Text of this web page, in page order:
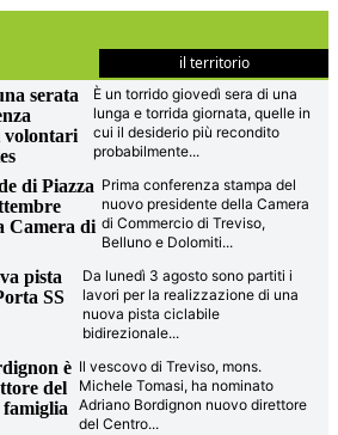
il territorio
serata
volontari
È un torrido giovedì sera di una
lunga e torrida giornata, quelle in
cui il desiderio più recondito
probabilmente...
di Piazza
Camera di
Prima conferenza stampa del
nuovo presidente della Camera
di Commercio di Treviso,
Belluno e Dolomiti...
pista
SS
Da lunedì 3 agosto sono partiti i
lavori per la realizzazione di una
nuova pista ciclabile
bidirezionale...
è
del
Il vescovo di Treviso, mons.
Michele Tomasi, ha nominato
Adriano Bordignon nuovo direttore
del Centro...